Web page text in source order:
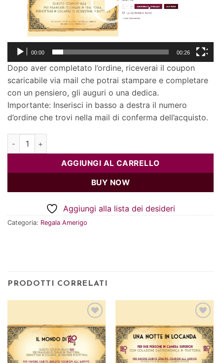
00:00 00:26
Dopo aver completato l’ordine, riceverai il coupon
scaricabile via mail che potrai stampare e completare
con un pensiero, gli auguri o una dedica.
Importante: Inserisci in basso a destra il numero
d’ordine che trovi nella mail di conferma dell’acquisto.
Supercoupon quantità
AGGIUNGI AL CARRELLO
BUY NOW
Aggiungi alla lista dei desideri
Categoria: Regala Amerigo
PRODOTTI CORRELATI
Aggiungi
alla lista
Aggiungi
alla lista
dei
desideri